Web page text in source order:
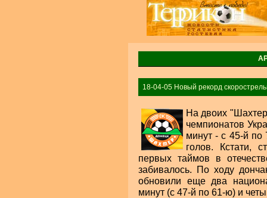
18-04-05 Новый рекорд
На двоих
чемпионатов
минут - с 45-й по
голов. Кстати,
первых таймов в
забивалось. По ходу
обновили еще два
минут (с 47-й по 61-ю) и